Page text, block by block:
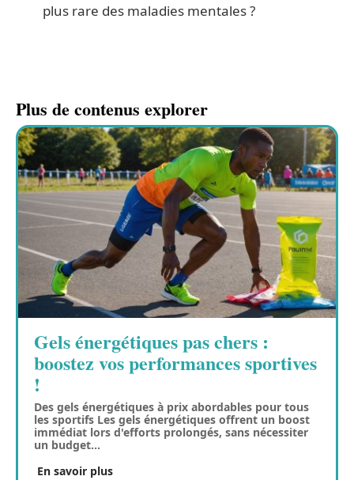
plus rare des maladies mentales ?
Plus de contenus explorer
Gels énergétiques pas chers :
boostez vos performances sportives
!
Des gels énergétiques à prix abordables pour tous
les sportifs Les gels énergétiques offrent un boost
immédiat lors d'efforts prolongés, sans nécessiter
un budget…
En savoir plus